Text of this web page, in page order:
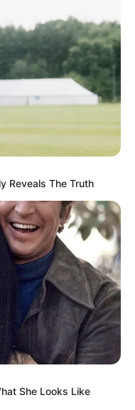
Reveals The Truth
She Looks Like